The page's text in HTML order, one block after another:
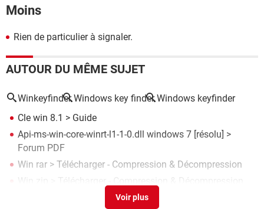
Moins
Rien de particulier à signaler.
AUTOUR DU MÊME SUJET
Winkeyfinder Windows key finder Windows keyfinder
Cle win 8.1 > Guide
Api-ms-win-core-winrt-l1-1-0.dll windows 7 [résolu] >
Forum PDF
Win rar > Télécharger - Compression & Décompression
Win zip
> Télécharger - Compression & Décompression
Forum Loisirs / Divertissements